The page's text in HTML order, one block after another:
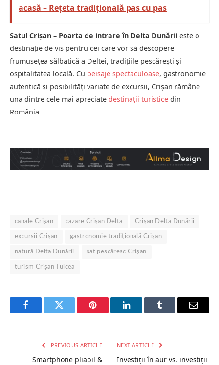
acasă – Rețeta tradițională pas cu pas
Satul Crișan – Poarta de intrare în Delta Dunării este o
destinație de vis pentru cei care vor să descopere
frumusețea sălbatică a Deltei, tradițiile pescărești și
ospitalitatea locală. Cu peisaje spectaculoase, gastronomie
autentică și posibilități variate de excursii, Crișan rămâne
una dintre cele mai apreciate destinații turistice din
România.
canale Crișan cazare Crișan Delta Crișan Delta Dunării
excursii Crișan gastronomie tradițională Crișan
natură Delta Dunării sat pescăresc Crișan
turism Crișan Tulcea
FacebookTwitter Pinterest LinkedInTumblr Email
PREVIOUS ARTICLE
Smartphone pliabil &
NEXT ARTICLE
Investiții în aur vs. investiții